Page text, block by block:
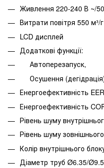
Живлення 220-240 В ~/
Витрати повітря 550 м³/г
LCD дисплей
Додаткові функції:
Автоперезапуск,
Осушення
Енергоефективність
Енергоефективність
Рівень шуму
Рівень шуму
Колір внутрішнього
Діаметр труб Ø6.35/